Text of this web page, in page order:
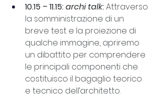
10.15 – 11.15: archi talk: Attraverso
la somministrazione di un
breve test e la proiezione di
qualche immagine, apriremo
un dibattito per comprendere
le principali componenti che
costituisco il bagaglio teorico
e tecnico dell’architetto.